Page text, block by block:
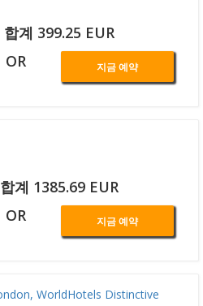
계 399.25 EUR
OR 지금 예약
계 1385.69 EUR
OR 지금 예약
WorldHotels Distinctive